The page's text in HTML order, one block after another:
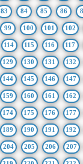
83 84 85 86
99 100 101 102
114 115 116 117
129 130 131 132
144 145 146 147
159 160 161 162
174 175 176 177
189 190 191 192
204 205 206 207